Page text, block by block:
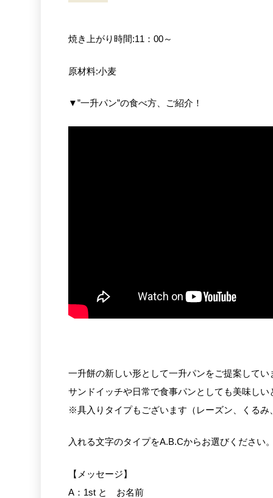
焼き上がり時間:11：00～
原材料:小麦
▼”一升パン”の食べ方、ご紹介！
一升餅の新しい形として一升パンをご提案してい
サンドイッチや日常で食事パンとしても美味しい
※具入りタイプもございます（レーズン、くる
入れる文字のタイプをA.B.Cからお選びください
【メッセージ】
A：1st と お名前